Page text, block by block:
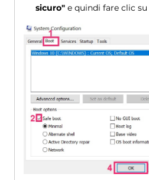
sicuro"e quindi fare clic su